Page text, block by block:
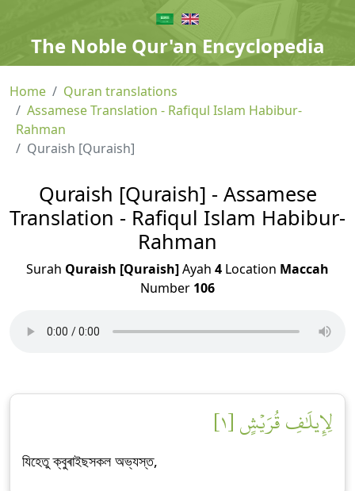
The Noble Qur'an Encyclopedia
Home
Quran translations
Assamese Translation - Rafiqul Islam Habibur-
Rahman
Quraish [Quraish]
Quraish [Quraish] - Assamese
Translation - Rafiqul Islam Habibur-
Rahman
Surah Quraish [Quraish]Ayah 4 Location Maccah
Number 106
لِإِيلَٰفِ قُرَيۡشٍ [١]
যিহেতু ক্বুৰাইছসকল অভ্যস্ত,